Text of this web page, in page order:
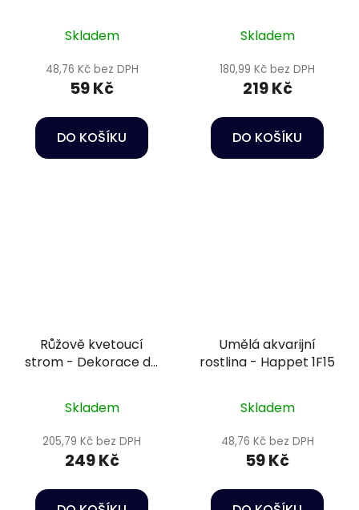
Skladem
48,76 Kč bez DPH
59 Kč
DO KOŠÍKU
Skladem
180,99 Kč bez DPH
219 Kč
DO KOŠÍKU
Růžově kvetoucí
strom - Dekorace do
Skladem
205,79 Kč bez DPH
249 Kč
Umělá akvarijní
rostlina - Happet 1F15
Skladem
48,76 Kč bez DPH
59 Kč